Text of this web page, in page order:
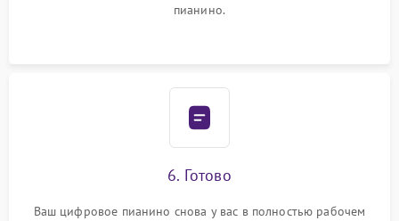
пианино.
6. Готово
Ваш цифровое пианино снова у вас в полностью рабочем